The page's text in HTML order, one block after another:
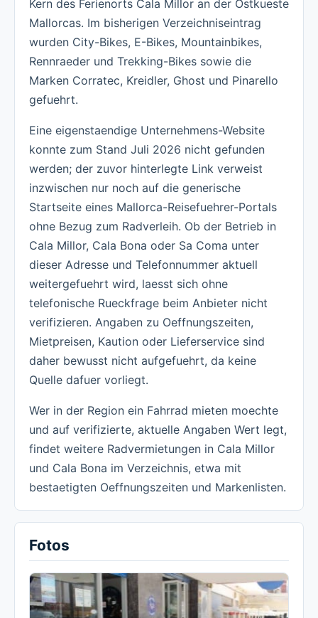
Kern des Ferienorts Cala Millor an der Ostkueste
Mallorcas. Im bisherigen Verzeichniseintrag
wurden City-Bikes, E-Bikes, Mountainbikes,
Rennraeder und Trekking-Bikes sowie die
Marken Corratec, Kreidler, Ghost und Pinarello
gefuehrt.
Eine eigenstaendige Unternehmens-Website
konnte zum Stand Juli 2026 nicht gefunden
werden; der zuvor hinterlegte Link verweist
inzwischen nur noch auf die generische
Startseite eines Mallorca-Reisefuehrer-Portals
ohne Bezug zum Radverleih. Ob der Betrieb in
Cala Millor, Cala Bona oder Sa Coma unter
dieser Adresse und Telefonnummer aktuell
weitergefuehrt wird, laesst sich ohne
telefonische Rueckfrage beim Anbieter nicht
verifizieren. Angaben zu Oeffnungszeiten,
Mietpreisen, Kaution oder Lieferservice sind
daher bewusst nicht aufgefuehrt, da keine
Quelle dafuer vorliegt.
Wer in der Region ein Fahrrad mieten moechte
und auf verifizierte, aktuelle Angaben Wert legt,
findet weitere Radvermietungen in Cala Millor
und Cala Bona im Verzeichnis, etwa mit
bestaetigten Oeffnungszeiten und Markenlisten.
Fotos